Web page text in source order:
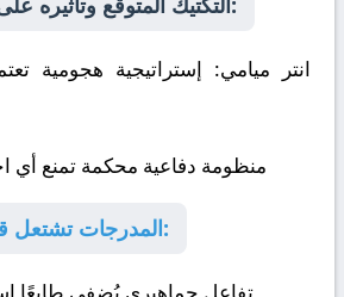
انتر ميامي: إستراتيجية هجومية
: منظومة دفاعية محكمة تمنع أي
المدرجات تشتعل قبل بدء المواجهة: